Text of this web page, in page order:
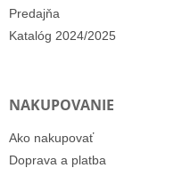
Predajňa
Katalóg 2024/2025
NAKUPOVANIE
Ako nakupovať
Doprava a platba